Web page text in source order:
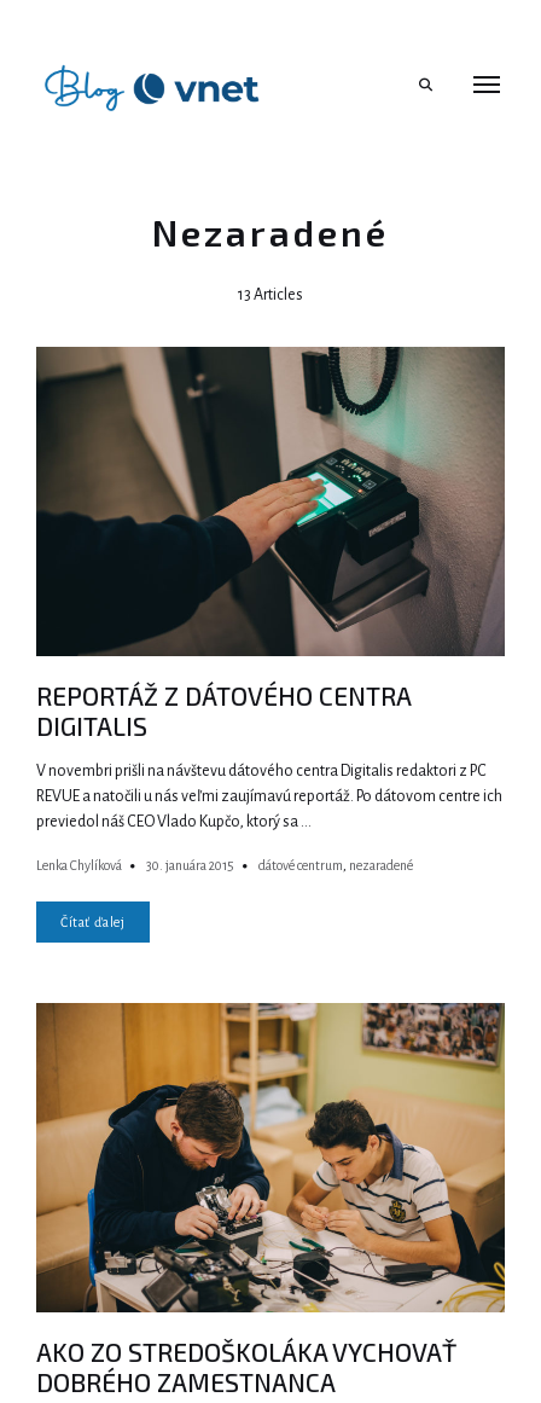
Nezaradené
13 Articles
REPORTÁŽ Z DÁTOVÉHO CENTRA
DIGITALIS
V novembri prišli na návštevu dátového centra Digitalis redaktori z PC
REVUE a natočili u nás veľmi zaujímavú reportáž. Po dátovom centre ich
previedol náš CEO Vlado Kupčo, ktorý sa …
Lenka Chylíková 30. januára 2015 dátové centrum nezaradené
Čítať ďalej
AKO ZO STREDOŠKOLÁKA VYCHOVAŤ
DOBRÉHO ZAMESTNANCA